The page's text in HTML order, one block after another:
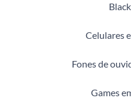
Celulares
Fones de
Games